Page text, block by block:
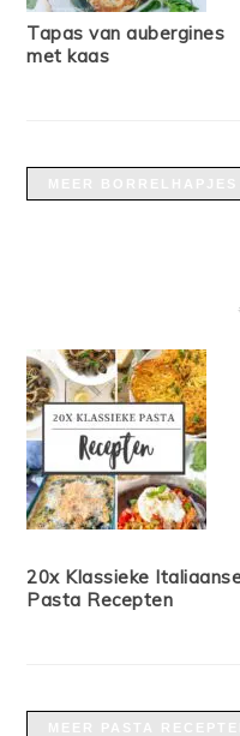
Tapas van aubergines
met kaas
20x Klassieke
Pasta Recepten